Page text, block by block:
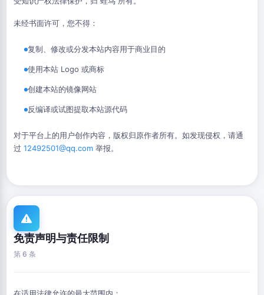
未经书面许可，您不得：
复制、修改或分发本站内容用于商业目的
使用本站 Logo 或商标
创建本站的镜像网站
反编译或试图提取本站源代码
对于平台上的用户创作内容，版权归原作者所有。如发现侵权，请通
过 12492501@qq.com 举报。
免责声明与责任限制
第 6 条